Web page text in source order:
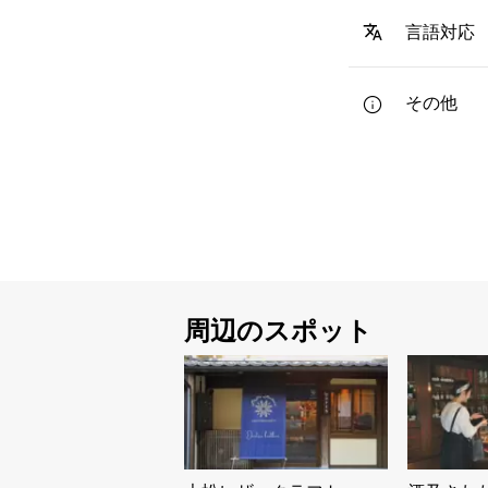
言語対応
その他
周辺のスポット